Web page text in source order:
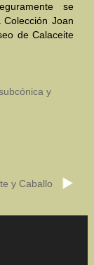
se
Joan
de Calaceite
y
y Caballo